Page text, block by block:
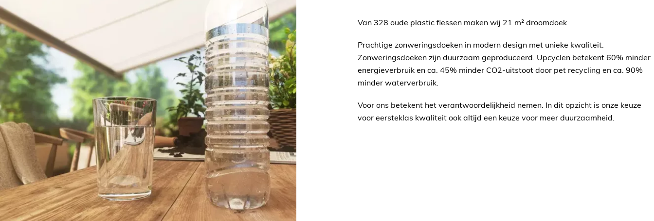
Van 328 oude plastic flessen maken wij 21 m² droomdoek
Prachtige zonweringsdoeken in modern design met unieke kwaliteit.
Zonweringsdoeken zijn duurzaam geproduceerd. Upcyclen betekent 60% minder
energieverbruik en ca. 45% minder CO2-uitstoot door pet recycling en ca. 90%
minder waterverbruik.
Voor ons betekent het verantwoordelijkheid nemen. In dit opzicht is onze keuze
voor eersteklas kwaliteit ook altijd een keuze voor meer duurzaamheid.